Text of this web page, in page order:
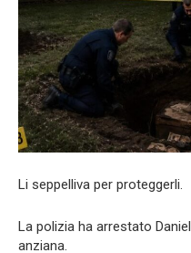
Li seppelliva per proteggerli.
La polizia ha arrestato
anziana.